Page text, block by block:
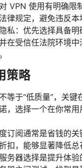
VPN 使用有明确限
律规定，避免违反本
私：优先选择具备
在受信任法院环境
策略
等于“低质量”，关键
，选择一个在你常
订阅通常是省钱的
扣，能够显著降低总
务器选择是提升体